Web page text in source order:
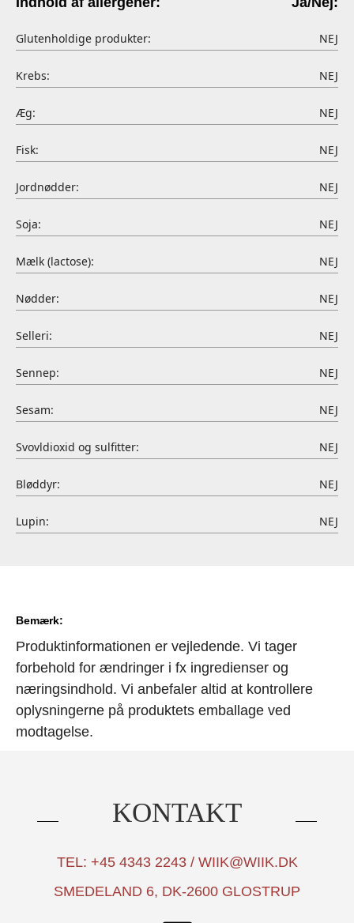
Glutenholdige produkter: NEJ
Krebs: NEJ
Æg: NEJ
Fisk: NEJ
Jordnødder: NEJ
Soja: NEJ
Mælk (lactose): NEJ
Nødder: NEJ
Selleri: NEJ
Sennep: NEJ
Sesam: NEJ
Svovldioxid og sulfitter: NEJ
Bløddyr: NEJ
Lupin: NEJ
Bemærk:
Produktinformationen er vejledende. Vi tager
forbehold for ændringer i fx ingredienser og
næringsindhold. Vi anbefaler altid at kontrollere
oplysningerne på produktets emballage ved
modtagelse.
KONTAKT
TEL: +45 4343 2243 / WIIK@WIIK.DK
SMEDELAND 6, DK-2600 GLOSTRUP